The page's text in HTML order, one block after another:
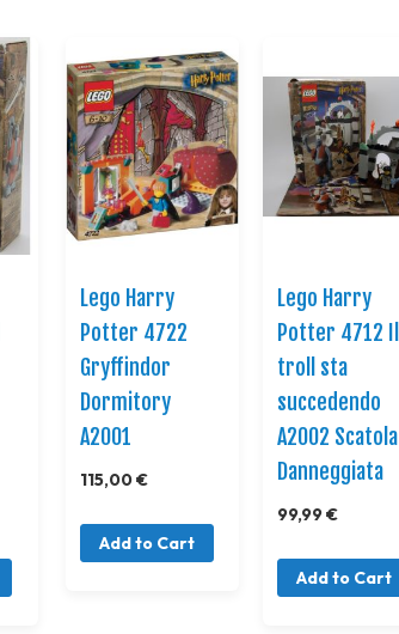
Lego Harry
Potter 4722
Gryffindor
Dormitory
A2001
115,00 €
Add to Cart
Lego Harry
Potter 4712 Il
troll sta
succedendo
A2002 Scatola
Danneggiata
99,99 €
Add to Cart